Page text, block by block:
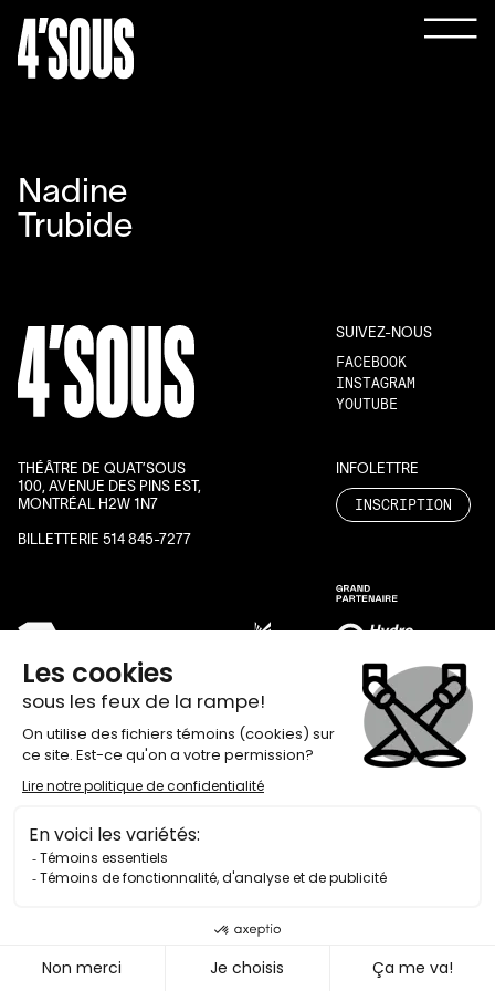
Nadine
Trubide
SUIVEZ-NOUS
FACEBOOK
INSTAGRAM
YOUTUBE
THÉÂTRE DE QUAT’SOUS
100, AVENUE DES PINS EST,
MONTRÉAL H2W 1N7
BILLETTERIE 514 845-7277
INFOLETTRE
INSCRIPTION